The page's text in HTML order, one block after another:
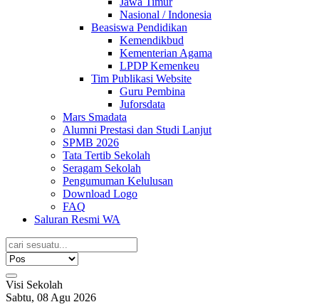
Nasional / Indonesia
Beasiswa Pendidikan
Kemendikbud
Kementerian Agama
LPDP Kemenkeu
Tim Publikasi Website
Guru Pembina
Juforsdata
Mars Smadata
Alumni Prestasi dan Studi Lanjut
SPMB 2026
Tata Tertib Sekolah
Seragam Sekolah
Pengumuman Kelulusan
Download Logo
FAQ
Saluran Resmi WA
Visi Sekolah
Sabtu, 08 Agu 2026